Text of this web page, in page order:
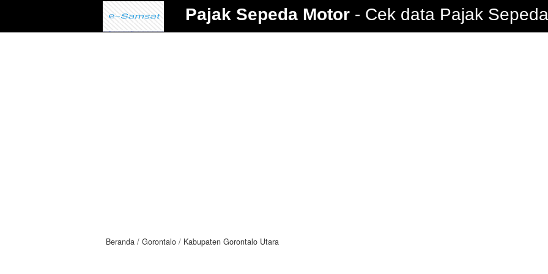
Pajak Sepeda Motor Cek data Pajak
Beranda Gorontalo Kabupaten Gorontalo Utara